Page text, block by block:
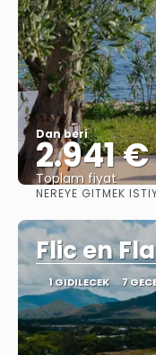
Dan beri
2.941 €
Toplam fiyat
NEREYE GITMEK
Flic en
1 GIDILECEK 7